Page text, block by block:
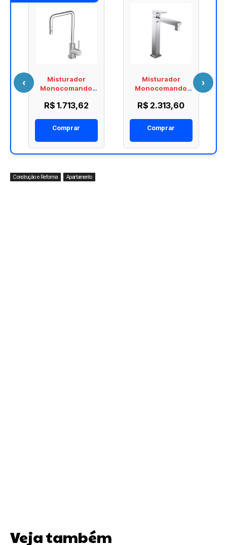
Misturador
Monocomando
Deca 2270.C72
R$ 1.713,62
Comprar
Misturador
Monocomando
Deca 2270.C90
R$ 2.313,60
Comprar
‹ ›
Construção e Reforma Apartamento
Veja também